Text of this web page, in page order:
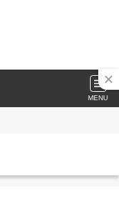
MENU